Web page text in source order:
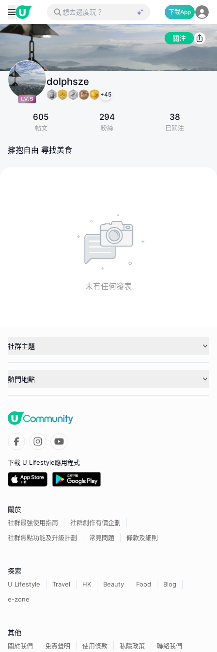
下載App
關注
dolphsze
+45
605
帖文
294
粉絲
38
已關注
擁抱自由 尋找美食
未有任何發表
社群主題
熱門地點
下載 U Lifestyle應用程式
關於
社群最強使用指南
社群創作有價企劃
社群焦點功能及升級計劃
常見問題 條款及細則
探索
U Lifestyle Travel HK Beauty Food
Blog
e-zone
其他
關於我們 免責聲明 使用條款 私隱政策 聯絡我們